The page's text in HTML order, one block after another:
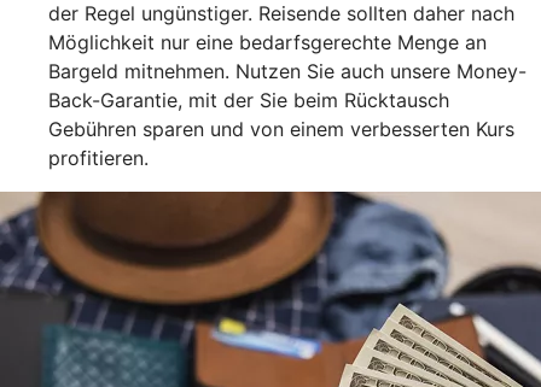
der Regel ungünstiger. Reisende sollten daher nach
Möglichkeit nur eine bedarfsgerechte Menge an
Bargeld mitnehmen. Nutzen Sie auch unsere Money-
Back-Garantie, mit der Sie beim Rücktausch
Gebühren sparen und von einem verbesserten Kurs
profitieren.